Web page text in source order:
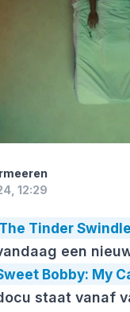
12:29
The Tinder
een
Bobby: My
staat vanaf